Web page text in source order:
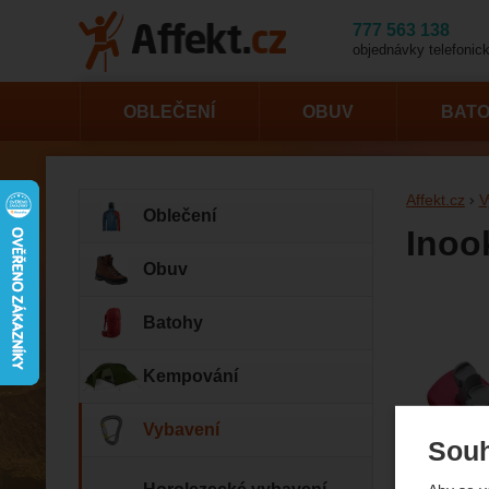
Affekt.cz
OBLEČENÍ OBUV
Oblečení
Obuv
Batohy
Kempování
Vybavení
777 563 138
objednávky